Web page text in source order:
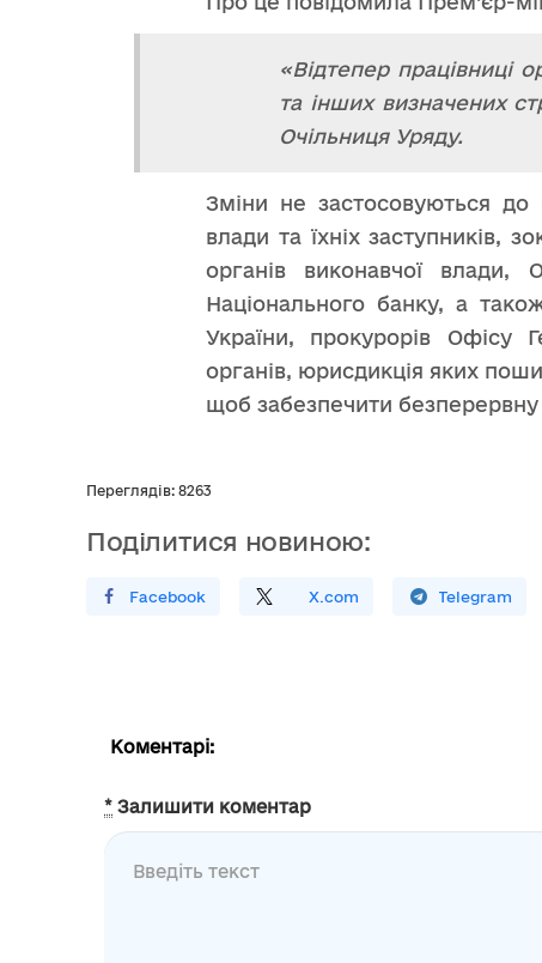
«Відтепер працівниці
та інших визначених
Очільниця Уряду.
Зміни не застосовуються до
влади та їхніх заступників,
органів виконавчої
Національного банку, а
України, прокурорів Офісу
органів, юрисдикція яких
щоб забезпечити
Переглядів: 8263
Поділитися новиною:
Поширити У FacebookПоділитись X.comПоширити У Telegram
Коментарі:
* Залишити коментар